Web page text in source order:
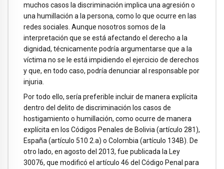
muchos casos la discriminación implica una agresión o
una humillación a la persona, como lo que ocurre en las
redes sociales. Aunque nosotros somos de la
interpretación que se está afectando el derecho a la
dignidad, técnicamente podría argumentarse que a la
víctima no se le está impidiendo el ejercicio de derechos
y que, en todo caso, podría denunciar al responsable por
injuria.
Por todo ello, sería preferible incluir de manera explícita
dentro del delito de discriminación los casos de
hostigamiento o humillación, como ocurre de manera
explícita en los Códigos Penales de Bolivia (artículo 281),
España (artículo 510 2.a) o Colombia (artículo 134B). De
otro lado, en agosto del 2013, fue publicada la Ley
30076, que modificó el artículo 46 del Código Penal para